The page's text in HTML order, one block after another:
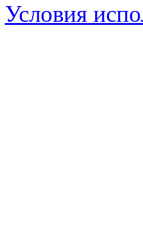
Условия